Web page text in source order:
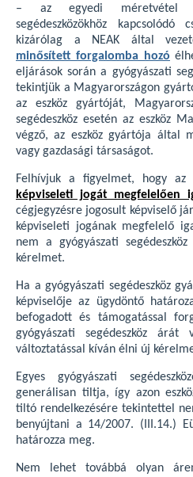
– az egyedi méretvétel
segédeszközökhöz
kizárólag a NEAK által
minősített forgalomba hozó
eljárások során a gyógyászati
tekintjük a Magyarországon
az eszköz gyártóját,
segédeszköz esetén az eszköz
végző, az eszköz gyártója által
vagy gazdasági társaságot.
Felhívjuk a figyelmet, hogy
képviseleti jogát megfelelően
cégjegyzésre jogosult képviselő
képviseleti jogának megfelelő
nem a gyógyászati
kérelmet.
Ha a gyógyászati segédeszköz
képviselője az ügydöntő
befogadott és támogatással
gyógyászati segédeszköz
változtatással kíván élni új
Egyes gyógyászati
generálisan tiltja, így azon
tiltó rendelkezésére tekintettel
benyújtani a 14/2007. (III.14.)
határozza meg.
Nem lehet továbbá olyan